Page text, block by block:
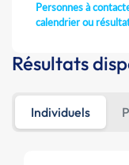
Personnes à
calendrier ou
Résultats
Individuels